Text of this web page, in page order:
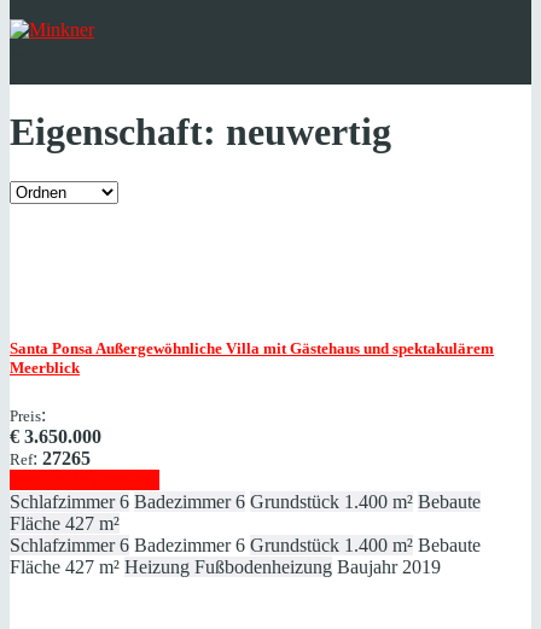
Eigenschaft: neuwertig
Santa PonsaAußergewöhnliche Villa mit Gästehaus und spektakulärem
Meerblick
Preis:
€ 3.650.000
Ref: 27265
Schlafzimmer 6 Badezimmer 6 Grundstück 1.400 m² Bebaute
Fläche 427 m²
Schlafzimmer 6 Badezimmer 6 Grundstück 1.400 m² Bebaute
Fläche 427 m² Heizung Fußbodenheizung Baujahr 2019